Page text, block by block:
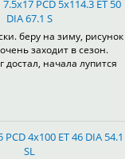
PCD 5x114.3 ET 50
DIA 67.1 S
беру на зиму, рисунок
заходит в сезон.
достал, начала лупится
PCD 4x100 ET 46 DIA 54.1
SL